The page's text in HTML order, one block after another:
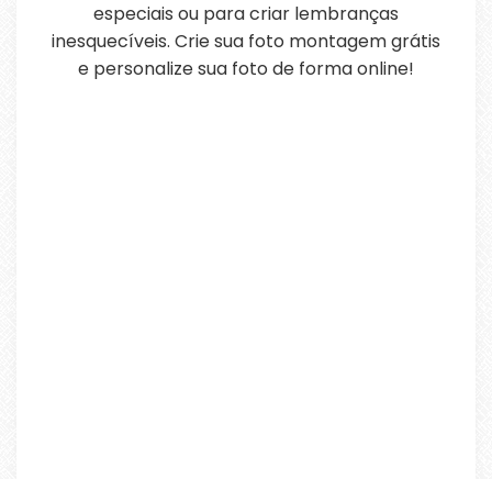
especiais ou para criar lembranças
inesquecíveis. Crie sua foto montagem grátis
e personalize sua foto de forma online!